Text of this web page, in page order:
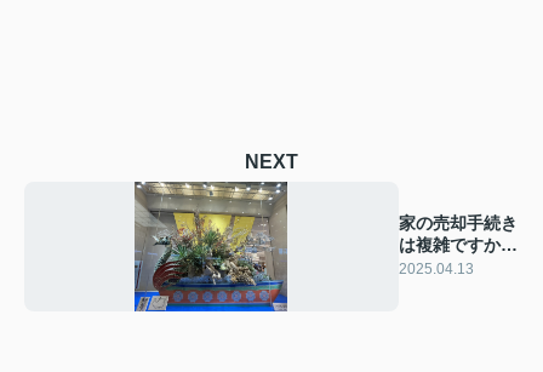
NEXT
家の売却手続き
は複雑ですか？
売却プロセスを
2025.04.13